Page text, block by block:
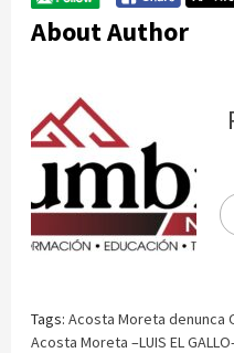
About Author
Tags: Acosta Moreta denunca
Acosta Moreta –LUIS EL GALLO-